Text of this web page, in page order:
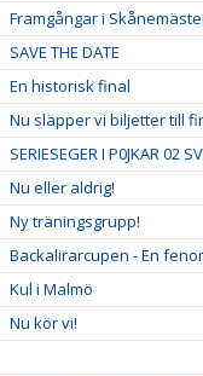
Framgångar i
SAVE THE DATE
En historisk final
Nu släpper vi biljetter till
SERIESEGER I P0JKAR 02
Nu eller aldrig!
Ny träningsgrupp!
Backalirarcupen - En
Kul i Malmö
Nu kör vi!